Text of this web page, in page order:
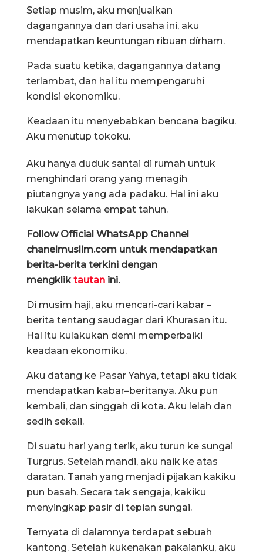
Setiap musim, aku menjualkan
dagangannya dan dari usaha ini, aku
mendapatkan keuntungan ribuan dírham.
Pada suatu ketika, dagangannya datang
terlambat, dan hal itu mempengaruhi
kondisi ekonomiku.
Keadaan itu menyebabkan bencana bagiku.
Aku menutup tokoku.
Aku hanya duduk santai di rumah untuk
menghindari orang yang menagih
piutangnya yang ada padaku. Hal ini aku
lakukan selama empat tahun.
Follow Official WhatsApp Channel
chanelmuslim.com untuk mendapatkan
berita-berita terkini dengan
mengkliktautan ini.
Di musim haji, aku mencari-cari kabar –
berita tentang saudagar dari Khurasan itu.
Hal itu kulakukan demi memperbaiki
keadaan ekonomiku.
Aku datang ke Pasar Yahya, tetapi aku tidak
mendapatkan kabar–beritanya. Aku pun
kembali, dan singgah di kota. Aku lelah dan
sedih sekali.
Di suatu hari yang terik, aku turun ke sungai
Turgrus. Setelah mandi, aku naik ke atas
daratan. Tanah yang menjadi pijakan kakiku
pun basah. Secara tak sengaja, kakiku
menyingkap pasir di tepian sungai.
Ternyata di dalamnya terdapat sebuah
kantong. Setelah kukenakan pakaianku, aku